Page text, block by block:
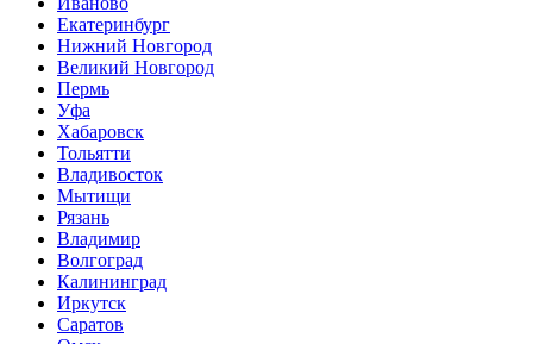
Екатеринбург
Нижний Новгород
Великий Новгород
Пермь
Уфа
Хабаровск
Тольятти
Владивосток
Мытищи
Рязань
Владимир
Волгоград
Калининград
Иркутск
Саратов